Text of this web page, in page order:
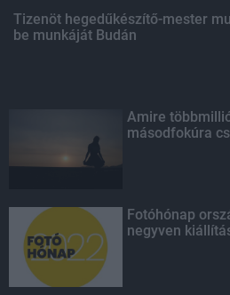
Tizenöt hegedűkészítő-mester
be munkáját Budán
Amire
másodfokúra
Fotóhónap
negyven